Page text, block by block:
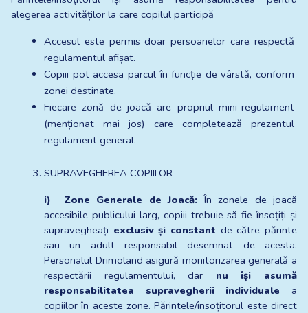
alegerea activităților la care copilul participă
Accesul este permis doar persoanelor care respectă
regulamentul afișat.
Copiii pot accesa parcul în funcție de vârstă, conform
zonei destinate.
Fiecare zonă de joacă are propriul mini-regulament
(menționat mai jos) care completează prezentul
regulament general.
SUPRAVEGHEREA COPIILOR
i)  Zone Generale de Joacă: În zonele de joacă
accesibile publicului larg, copiii trebuie să fie însoțiți și
supravegheați exclusiv și constant de către părinte
sau un adult responsabil desemnat de acesta.
Personalul Drimoland asigură monitorizarea generală a
respectării regulamentului, dar nu își asumă
responsabilitatea supravegherii individuale a
copiilor în aceste zone. Părintele/însoțitorul este direct